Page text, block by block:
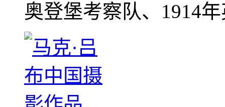
奥登堡考察队、1914